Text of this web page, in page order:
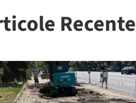
Recente